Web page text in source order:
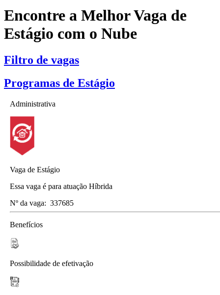
Encontre a Melhor Vaga de
Estágio com o Nube
Filtro de vagas
Programas de Estágio
Administrativa
Vaga de Estágio
Essa vaga é para atuação Híbrida
Nº da vaga: 337685
Benefícios
Possibilidade de efetivação